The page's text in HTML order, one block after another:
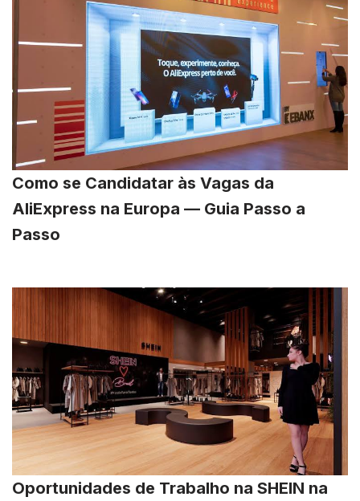
Como se Candidatar às Vagas da
AliExpress na Europa — Guia Passo a
Passo
Oportunidades de Trabalho na SHEIN na